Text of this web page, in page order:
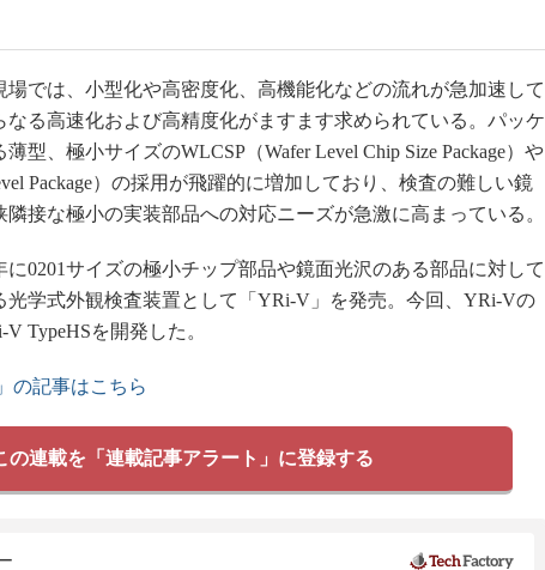
では、小型化や高密度化、高機能化などの流れが急加速して
なる高速化および高精度化がますます求められている。パッケ
型、極小サイズのWLCSP（Wafer Level Chip Size Package）や
Package）の採用が飛躍的に増加しており、検査の難しい鏡
接な極小の実装部品への対応ニーズが急激に高まっている。
0201サイズの極小チップ部品や鏡面光沢のある部品に対して
光学式外観検査装置として「YRi-V」を発売。今回、YRi-Vの
TypeHSを開発した。
の記事はこちら
の連載を「連載記事アラート」に登録する